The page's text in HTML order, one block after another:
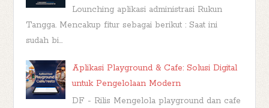
Lounching aplikasi administrasi Rukun
Tangga. Mencakup fitur sebagai berikut : Saat ini
sudah bi...
Aplikasi Playground & Cafe: Solusi Digital
untuk Pengelolaan Modern
DF - Rilis Mengelola playground dan cafe